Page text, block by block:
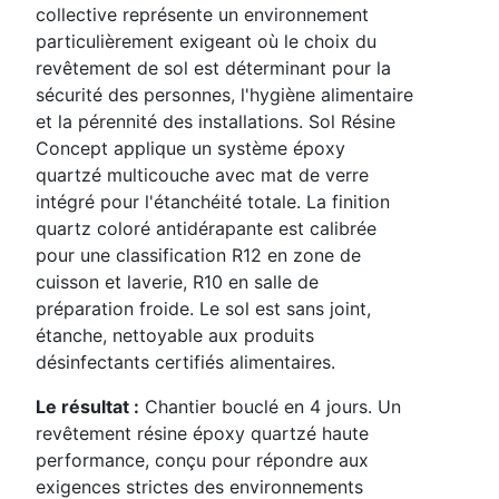
collective représente un environnement
particulièrement exigeant où le choix du
revêtement de sol est déterminant pour la
sécurité des personnes, l'hygiène alimentaire
et la pérennité des installations. Sol Résine
Concept applique un système époxy
quartzé multicouche avec mat de verre
intégré pour l'étanchéité totale. La finition
quartz coloré antidérapante est calibrée
pour une classification R12 en zone de
cuisson et laverie, R10 en salle de
préparation froide. Le sol est sans joint,
étanche, nettoyable aux produits
désinfectants certifiés alimentaires.
Le résultat : Chantier bouclé en 4 jours. Un
revêtement résine époxy quartzé haute
performance, conçu pour répondre aux
exigences strictes des environnements